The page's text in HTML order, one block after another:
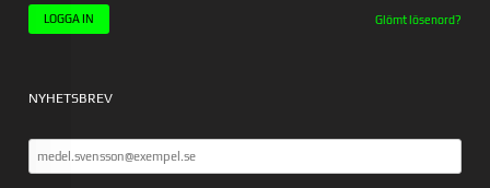
Glömt lösenord?
NYHETSBREV